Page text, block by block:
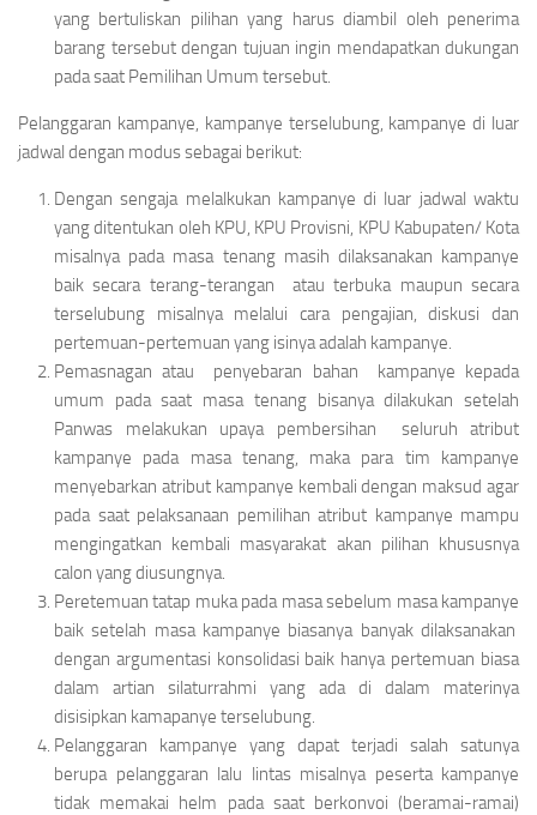
yang bertuliskan pilihan yang harus diambil oleh penerima
barang tersebut dengan tujuan ingin mendapatkan dukungan
pada saat Pemilihan Umum tersebut.
Pelanggaran kampanye, kampanye terselubung, kampanye di luar
jadwal dengan modus sebagai berikut:
Dengan sengaja melalkukan kampanye di luar jadwal waktu
yang ditentukan oleh KPU, KPU Provisni, KPU Kabupaten/ Kota
misalnya pada masa tenang masih dilaksanakan kampanye
baik secara terang-terangan atau terbuka maupun secara
terselubung misalnya melalui cara pengajian, diskusi dan
pertemuan-pertemuan yang isinya adalah kampanye.
Pemasnagan atau penyebaran bahan kampanye kepada
umum pada saat masa tenang bisanya dilakukan setelah
Panwas melakukan upaya pembersihan seluruh atribut
kampanye pada masa tenang, maka para tim kampanye
menyebarkan atribut kampanye kembali dengan maksud agar
pada saat pelaksanaan pemilihan atribut kampanye mampu
mengingatkan kembali masyarakat akan pilihan khususnya
calon yang diusungnya.
Peretemuan tatap muka pada masa sebelum masa kampanye
baik setelah masa kampanye biasanya banyak dilaksanakan
dengan argumentasi konsolidasi baik hanya pertemuan biasa
dalam artian silaturrahmi yang ada di dalam materinya
disisipkan kamapanye terselubung.
Pelanggaran kampanye yang dapat terjadi salah satunya
berupa pelanggaran lalu lintas misalnya peserta kampanye
tidak memakai helm pada saat berkonvoi (beramai-ramai)